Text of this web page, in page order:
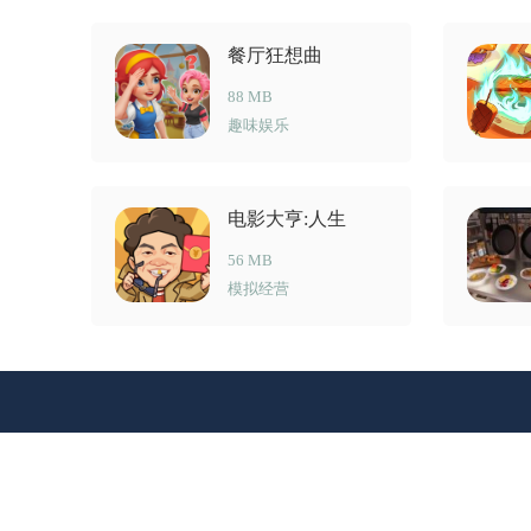
餐厅狂想曲
88 MB
趣味娱乐
电影大亨:人生
56 MB
模拟经营